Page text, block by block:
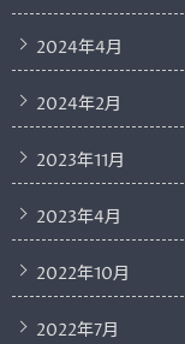
2024年4月
2024年2月
2023年11月
2023年4月
2022年10月
2022年7月